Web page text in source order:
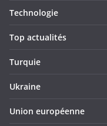
Technologie
Top actualités
Turquie
Ukraine
Union européenne